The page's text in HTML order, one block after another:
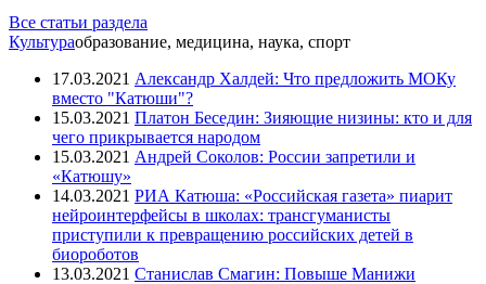
Все статьи раздела
Культураобразование, медицина, наука, спорт
17.03.2021 Александр Халдей: Что предложить МОКу
вместо "Катюши"?
15.03.2021 Платон Беседин: Зияющие низины: кто и для
чего прикрывается народом
15.03.2021 Андрей Соколов: России запретили и
«Катюшу»
14.03.2021 РИА Катюша: «Российская газета» пиарит
нейроинтерфейсы в школах: трансгуманисты
приступили к превращению российских детей в
биороботов
13.03.2021 Станислав Смагин: Повыше Манижи